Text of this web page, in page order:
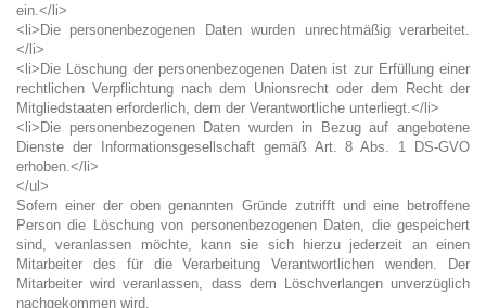
ein.</li>
<li>Die personenbezogenen Daten wurden unrechtmäßig verarbeitet.
</li>
<li>Die Löschung der personenbezogenen Daten ist zur Erfüllung einer
rechtlichen Verpflichtung nach dem Unionsrecht oder dem Recht der
Mitgliedstaaten erforderlich, dem der Verantwortliche unterliegt.</li>
<li>Die personenbezogenen Daten wurden in Bezug auf angebotene
Dienste der Informationsgesellschaft gemäß Art. 8 Abs. 1 DS-GVO
erhoben.</li>
</ul>
Sofern einer der oben genannten Gründe zutrifft und eine betroffene
Person die Löschung von personenbezogenen Daten, die gespeichert
sind, veranlassen möchte, kann sie sich hierzu jederzeit an einen
Mitarbeiter des für die Verarbeitung Verantwortlichen wenden. Der
Mitarbeiter wird veranlassen, dass dem Löschverlangen unverzüglich
nachgekommen wird.